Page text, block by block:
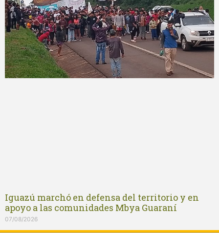
Iguazú marchó en defensa del territorio y en
apoyo a las comunidades Mbya Guaraní
07/08/2026